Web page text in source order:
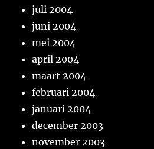
juli 2004
juni 2004
mei 2004
april 2004
maart 2004
februari 2004
januari 2004
december 2003
november 2003